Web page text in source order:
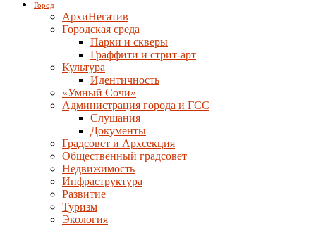
Город
АрхиНегатив
Городская среда
Парки и скверы
Граффити и стрит-арт
Культура
Идентичность
«Умный Сочи»
Администрация города и ГСС
Слушания
Документы
Градсовет и Архсекция
Общественный градсовет
Недвижимость
Инфраструктура
Развитие
Туризм
Экология